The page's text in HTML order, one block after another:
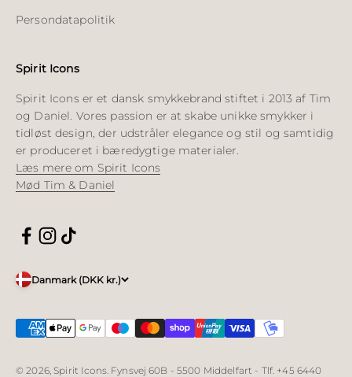
Persondatapolitik
Spirit Icons
Spirit Icons er et dansk smykkebrand stiftet i 2013 af Tim
og Daniel. Vores passion er at skabe unikke smykker i
tidløst design, der udstråler elegance og stil og samtidig
er produceret i bæredygtige materialer.
Læs mere om Spirit Icons
Mød Tim & Daniel
Danmark (DKK kr.)
© 2026, Spirit Icons. Fynsvej 60B - 5500 Middelfart - Tlf. +45 6440